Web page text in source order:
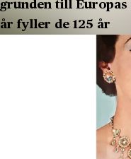
grunden till
år fyller de 125 år